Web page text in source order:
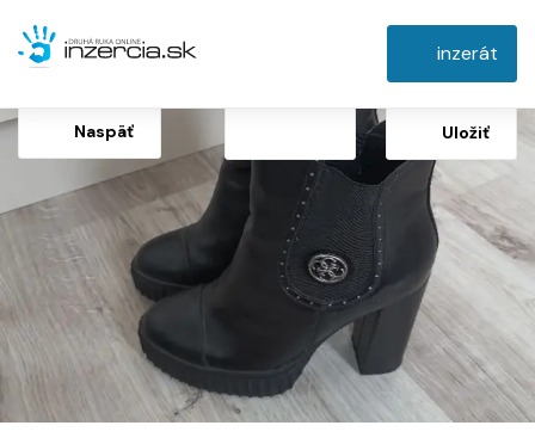
inzerát
Naspäť Uložiť